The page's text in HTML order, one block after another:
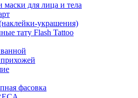
для лица и тела
украшения)
тату Flash Tattoo
фасовка